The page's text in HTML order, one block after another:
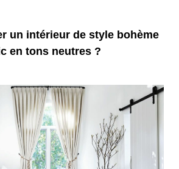
un intérieur de style bohème
en tons neutres ?